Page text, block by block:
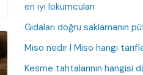
en iyi lokumcuları
Gıdaları doğru saklamanın
Miso nedir I Miso hangi
Kesme tahtalarının hangisi